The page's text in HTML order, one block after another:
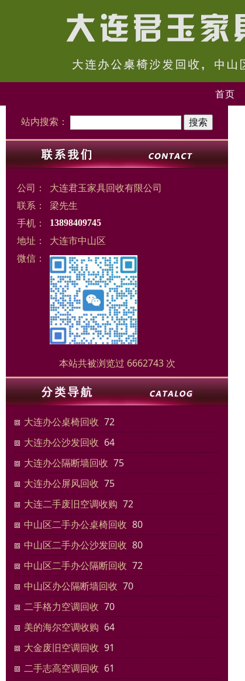
首页
站内搜索：
公司：
大连君玉家具回收有限公司
联系：
梁先生
手机：
13898409745
地址：
大连市中山区
微信：
本站共被浏览过 6662743 次
大连办公桌椅回收 72
大连办公沙发回收 64
大连办公隔断墙回收 75
大连办公屏风回收 75
大连二手废旧空调收购 72
中山区二手办公桌椅回收 80
中山区二手办公沙发回收 80
中山区二手办公隔断回收 72
中山区办公隔断墙回收 70
二手格力空调回收 70
美的海尔空调收购 64
大金废旧空调回收 91
二手志高空调回收 61